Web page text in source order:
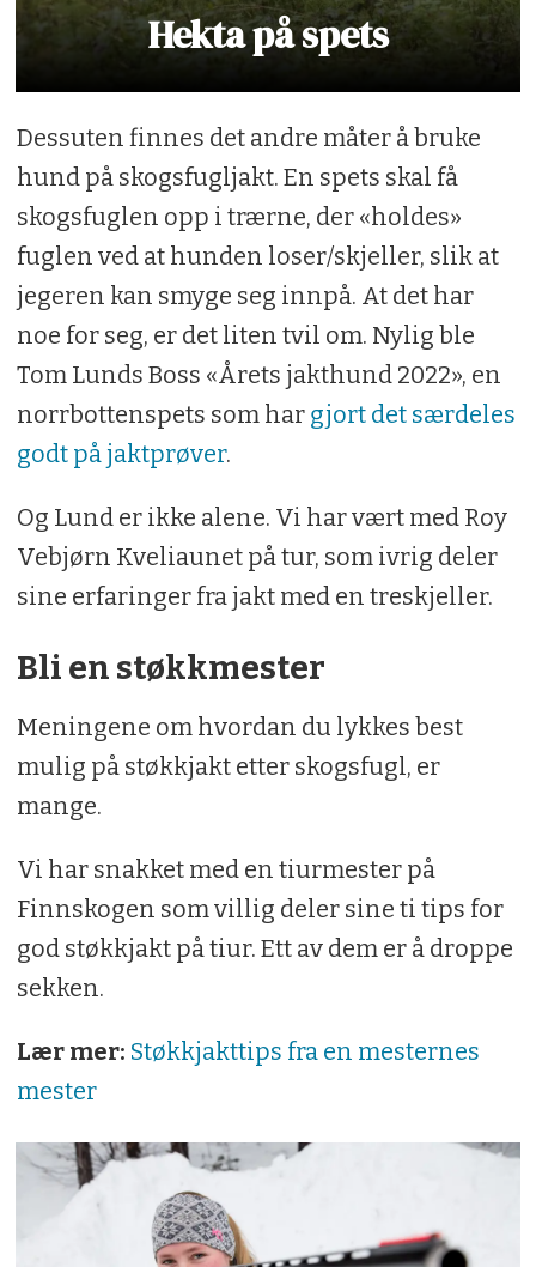
Hekta på spets
Dessuten finnes det andre måter å bruke
hund på skogsfugljakt. En spets skal få
skogsfuglen opp i trærne, der «holdes»
fuglen ved at hunden loser/skjeller, slik at
jegeren kan smyge seg innpå. At det har
noe for seg, er det liten tvil om. Nylig ble
Tom Lunds Boss «Årets jakthund 2022», en
norrbottenspets som har gjort det særdeles
godt på jaktprøver.
Og Lund er ikke alene. Vi har vært med Roy
Vebjørn Kveliaunet på tur, som ivrig deler
sine erfaringer fra jakt med en treskjeller.
Bli en støkkmester
Meningene om hvordan du lykkes best
mulig på støkkjakt etter skogsfugl, er
mange.
Vi har snakket med en tiurmester på
Finnskogen som villig deler sine ti tips for
god støkkjakt på tiur. Ett av dem er å droppe
sekken.
Lær mer: Støkkjakttips fra en mesternes
mester